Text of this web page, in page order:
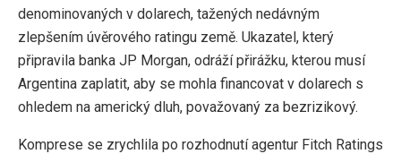
denominovaných v dolarech, tažených nedávným
zlepšením úvěrového ratingu země. Ukazatel, který
připravila banka JP Morgan, odráží přirážku, kterou musí
Argentina zaplatit, aby se mohla financovat v dolarech s
ohledem na americký dluh, považovaný za bezrizikový.
Komprese se zrychlila po rozhodnutí agentur Fitch Ratings